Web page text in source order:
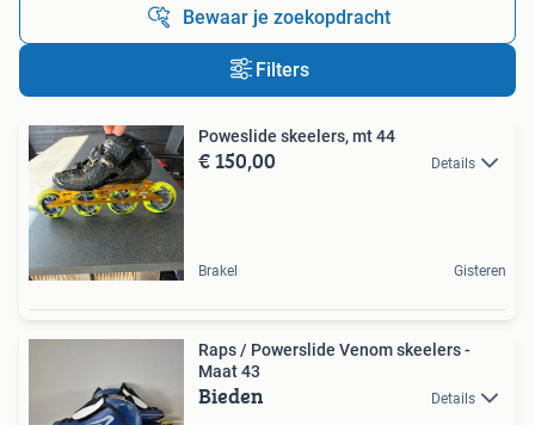
Bewaar je zoekopdracht
Filters
Poweslide skeelers, mt 44
€ 150,00 Details
Brakel Gisteren
Raps / Powerslide Venom skeelers -
Maat 43
Bieden Details